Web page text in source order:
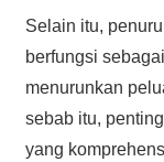
Selain itu,
berfungsi
menurunkan
sebab itu,
yang